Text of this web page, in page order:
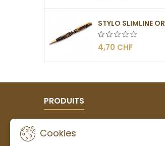
4,70 CHF
PRODUITS
Nouveaux produits
Cookies